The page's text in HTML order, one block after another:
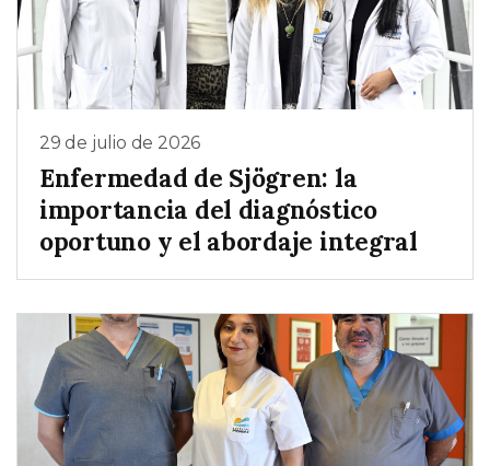
29 de julio de 2026
Enfermedad de Sjögren: la
importancia del diagnóstico
oportuno y el abordaje integral